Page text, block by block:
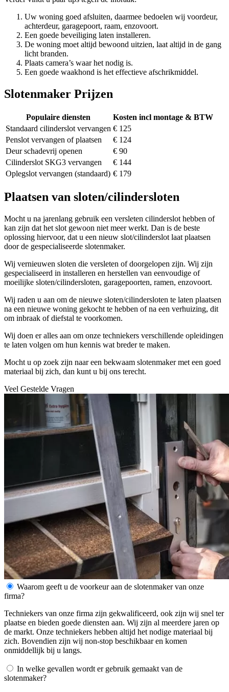
Uw woning goed afsluiten, daarmee bedoelen wij voordeur,
achterdeur, garagepoort, raam, enzovoort.
Een goede beveiliging laten installeren.
De woning moet altijd bewoond uitzien, laat altijd in de gang
licht branden.
Plaats camera’s waar het nodig is.
Een goede waakhond is het effectieve afschrikmiddel.
Slotenmaker Prijzen
Populaire diensten
Kosten incl montage & BTW
Standaard cilinderslot vervangen € 125
Penslot vervangen of plaatsen
€ 124
Deur schadevrij openen
€ 90
Cilinderslot SKG3 vervangen
€ 144
Oplegslot vervangen (standaard) € 179
Plaatsen van sloten/cilindersloten
Mocht u na jarenlang gebruik een versleten cilinderslot hebben of
kan zijn dat het slot gewoon niet meer werkt. Dan is de beste
oplossing hiervoor, dat u een nieuw slot/cilinderslot laat plaatsen
door de gespecialiseerde slotenmaker.
Wij vernieuwen sloten die versleten of doorgelopen zijn. Wij zijn
gespecialiseerd in installeren en herstellen van eenvoudige of
moeilijke sloten/cilindersloten, garagepoorten, ramen, enzovoort.
Wij raden u aan om de nieuwe sloten/cilindersloten te laten plaatsen
na een nieuwe woning gekocht te hebben of na een verhuizing, dit
om inbraak of diefstal te voorkomen.
Wij doen er alles aan om onze techniekers verschillende opleidingen
te laten volgen om hun kennis wat breder te maken.
Mocht u op zoek zijn naar een bekwaam slotenmaker met een goed
materiaal bij zich, dan kunt u bij ons terecht.
Veel Gestelde Vragen
Waarom geeft u de voorkeur aan de slotenmaker van onze
firma?
Techniekers van onze firma zijn gekwalificeerd, ook zijn wij snel ter
plaatse en bieden goede diensten aan. Wij zijn al meerdere jaren op
de markt. Onze techniekers hebben altijd het nodige materiaal bij
zich. Bovendien zijn wij non-stop beschikbaar en komen
onmiddellijk bij u langs.
In welke gevallen wordt er gebruik gemaakt van de
slotenmaker?